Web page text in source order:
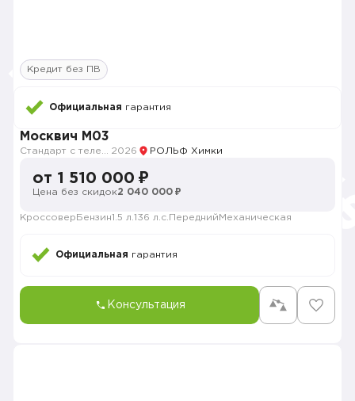
Кредит без ПВ
Официальная гарантия
Москвич M03
2026 РОЛЬФ Химки
от 1 510 000 ₽
Цена без скидок2 040 000 ₽
Кроссовер Бензин1.5 л. 136 л.с. Передний Механическая
Официальная гарантия
Консультация